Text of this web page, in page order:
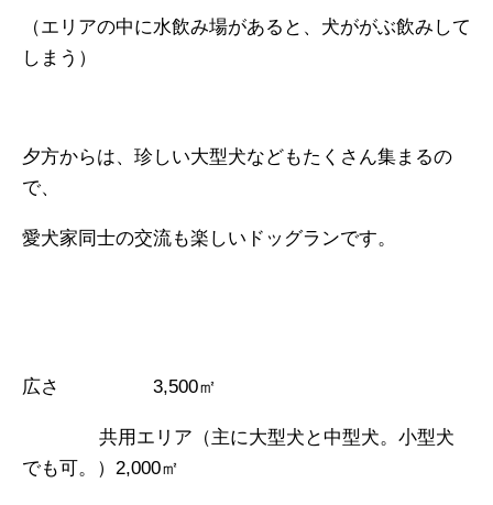
（エリアの中に水飲み場があると、犬ががぶ飲みして
しまう）
夕方からは、珍しい大型犬などもたくさん集まるの
で、
愛犬家同士の交流も楽しいドッグランです。
広さ 3,500㎡
共用エリア（主に大型犬と中型犬。小型犬
でも可。） 2,000㎡